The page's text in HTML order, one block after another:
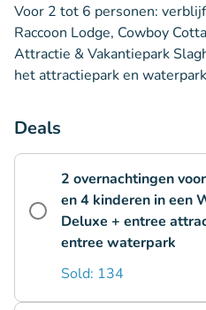
Voor 2 tot 6 personen:
Raccoon Lodge, Cowboy
Attractie & Vakantiepark
het attractiepark en
Deals
2 overnachtingen
en 4 kinderen in een
Deluxe + entree
entree waterpark
Sold: 134